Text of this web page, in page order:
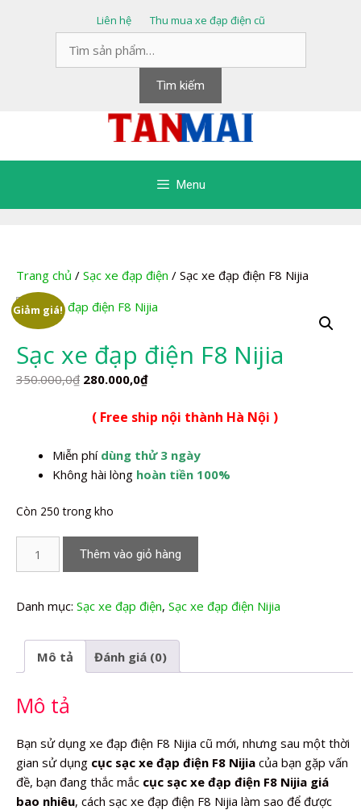
Liên hệ
Thu mua xe đạp điện cũ
kiếm:
Tìm kiếm
Menu
Trang chủ / Sạc xe đạp điện / Sạc xe đạp điện F8 Nijia
Giảm giá!
Sạc xe đạp điện F8 Nijia
350.000,0₫ Giá
là:
280.000,0₫Giá
tại
280.000,0₫.
( Free ship nội thành Hà Nội )
Miễn phí dùng thử 3 ngày
Không hài lòng hoàn tiền 100%
Còn 250 trong kho
điện
Nijia
Thêm vào giỏ hàng
Danh mục: Sạc xe đạp điện, Sạc xe đạp điện Nijia
Mô tả Đánh giá (0)
Mô tả
Bạn sử dụng xe đạp điện F8 Nijia cũ mới, nhưng sau một thời
gian sử dụng cục sạc xe đạp điện F8 Nijia của bạn gặp vấn
đề, bạn đang thắc mắc cục sạc xe đạp điện F8 Nijia giá
bao nhiêu, cách sạc xe đạp điện F8 Nijia làm sao để được